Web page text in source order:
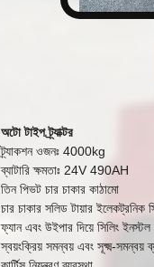
অটো টাইপ ট্র্যাক্টর
ট্র্যাকশন ওজনঃ 4000kg
ব্যাটারি ক্ষমতাঃ 24V 490AH
তিন পিভট চার চাকার কাঠামো
চার চাকার সলিড টায়ার ইলেকট্রনিক
ফ্যান এবং উইপার দিয়ে সিলিং
স্বয়ংক্রিয় সমন্বয় এবং সূক্ষ্ম-সমন্বয়